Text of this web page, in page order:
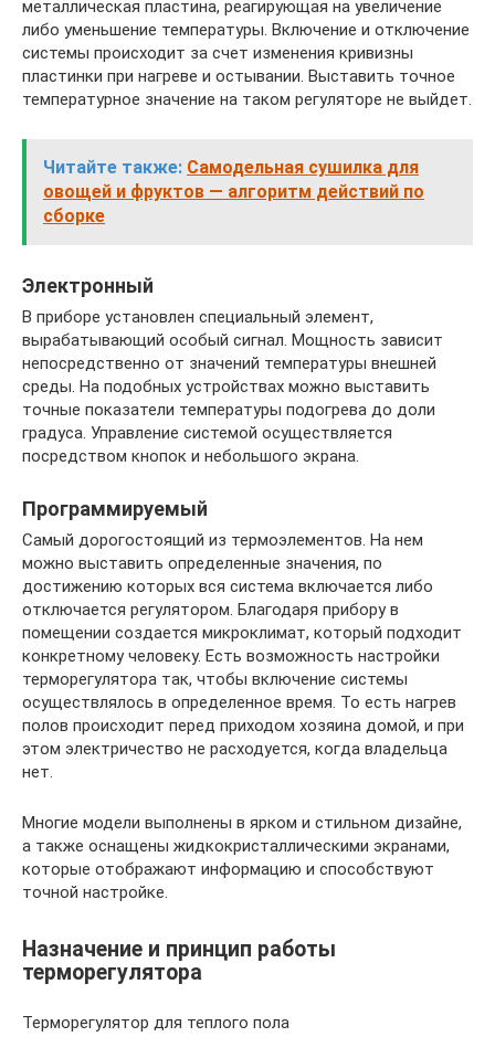
металлическая пластина, реагирующая на увеличение
либо уменьшение температуры. Включение и отключение
системы происходит за счет изменения кривизны
пластинки при нагреве и остывании. Выставить точное
температурное значение на таком регуляторе не выйдет.
Читайте также: Самодельная сушилка для
овощей и фруктов — алгоритм действий по
сборке
Электронный
В приборе установлен специальный элемент,
вырабатывающий особый сигнал. Мощность зависит
непосредственно от значений температуры внешней
среды. На подобных устройствах можно выставить
точные показатели температуры подогрева до доли
градуса. Управление системой осуществляется
посредством кнопок и небольшого экрана.
Программируемый
Самый дорогостоящий из термоэлементов. На нем
можно выставить определенные значения, по
достижению которых вся система включается либо
отключается регулятором. Благодаря прибору в
помещении создается микроклимат, который подходит
конкретному человеку. Есть возможность настройки
терморегулятора так, чтобы включение системы
осуществлялось в определенное время. То есть нагрев
полов происходит перед приходом хозяина домой, и при
этом электричество не расходуется, когда владельца
нет.
Многие модели выполнены в ярком и стильном дизайне,
а также оснащены жидкокристаллическими экранами,
которые отображают информацию и способствуют
точной настройке.
Назначение и принцип работы
терморегулятора
Терморегулятор для теплого пола